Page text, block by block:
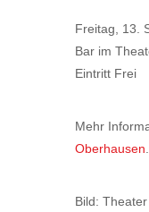
Freitag, 13.
Bar im
Eintritt Frei
Mehr
Oberhausen
Bild: